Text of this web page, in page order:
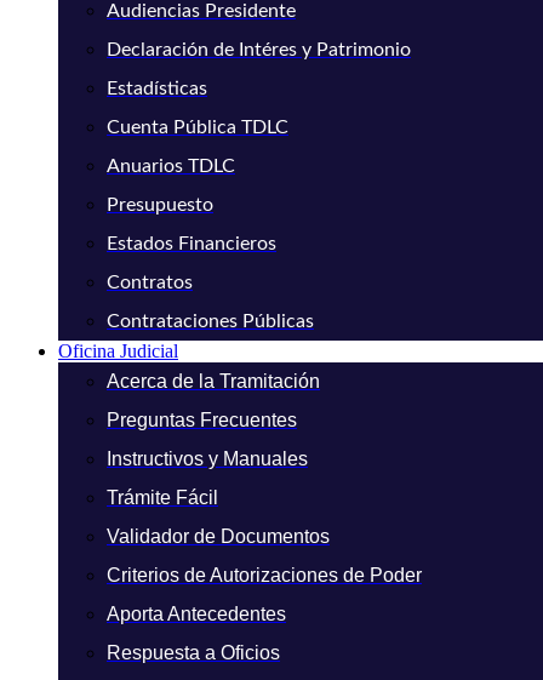
Audiencias Presidente
Declaración de Intéres y Patrimonio
Estadísticas
Cuenta Pública TDLC
Anuarios TDLC
Presupuesto
Estados Financieros
Contratos
Contrataciones Públicas
Oficina Judicial
Acerca de la Tramitación
Preguntas Frecuentes
Instructivos y Manuales
Trámite Fácil
Validador de Documentos
Criterios de Autorizaciones de Poder
Aporta Antecedentes
Respuesta a Oficios